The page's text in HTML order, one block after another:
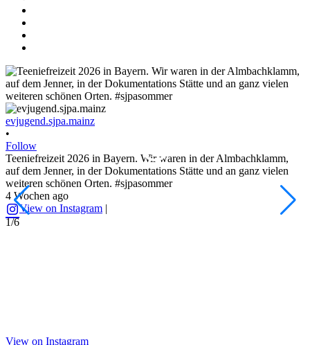
evjugend.sjpa.mainz
•
Follow
Teeniefreizeit 2026 in Bayern. Wir waren in der Almbachklamm,
auf dem Jenner, in der Dokumentations Stätte und an ganz vielen
weiteren schönen Orten. #sjpasommer
4 Wochen ago
View on Instagram |
1/6
View on Instagram